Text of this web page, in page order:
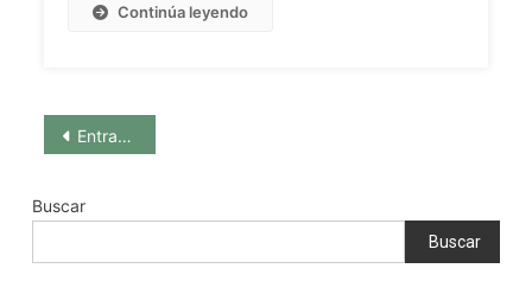
Continúa leyendo
Navegación
entradas
Entradas anteriores
Buscar
Buscar